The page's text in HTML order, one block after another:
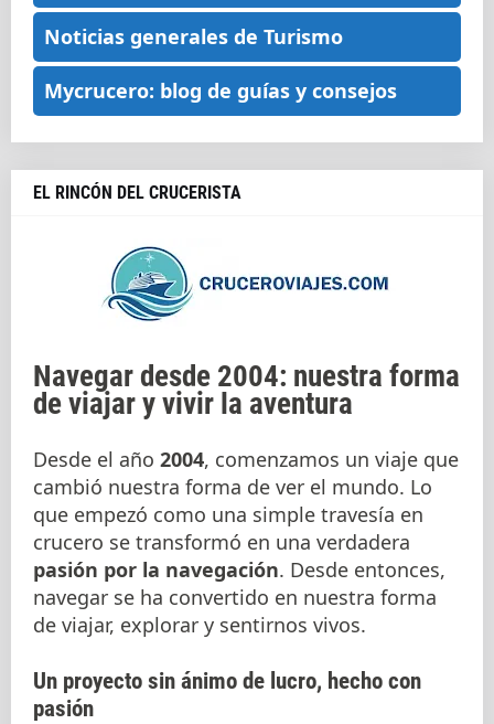
Noticias generales de Turismo
Mycrucero: blog de guías y consejos
EL RINCÓN DEL CRUCERISTA
Navegar desde 2004: nuestra forma
de viajar y vivir la aventura
Desde el año 2004, comenzamos un viaje que
cambió nuestra forma de ver el mundo. Lo
que empezó como una simple travesía en
crucero se transformó en una verdadera
pasión por la navegación. Desde entonces,
navegar se ha convertido en nuestra forma
de viajar, explorar y sentirnos vivos.
Un proyecto sin ánimo de lucro, hecho con
pasión